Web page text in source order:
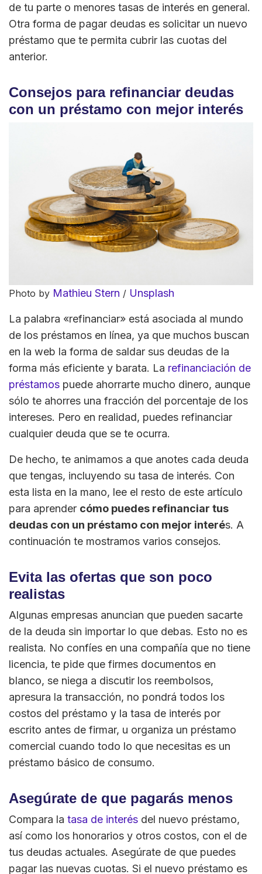
de tu parte o menores tasas de interés en general.
Otra forma de pagar deudas es solicitar un nuevo
préstamo que te permita cubrir las cuotas del
anterior.
Consejos para refinanciar deudas
con un préstamo con mejor interés
Photo by Mathieu Stern / Unsplash
La palabra «refinanciar» está asociada al mundo
de los préstamos en línea, ya que muchos buscan
en la web la forma de saldar sus deudas de la
forma más eficiente y barata. La refinanciación de
préstamos puede ahorrarte mucho dinero, aunque
sólo te ahorres una fracción del porcentaje de los
intereses. Pero en realidad, puedes refinanciar
cualquier deuda que se te ocurra.
De hecho, te animamos a que anotes cada deuda
que tengas, incluyendo su tasa de interés. Con
esta lista en la mano, lee el resto de este artículo
para aprender cómo puedes refinanciar tus
deudas con un préstamo con mejor interés. A
continuación te mostramos varios consejos.
Evita las ofertas que son poco
realistas
Algunas empresas anuncian que pueden sacarte
de la deuda sin importar lo que debas. Esto no es
realista. No confíes en una compañía que no tiene
licencia, te pide que firmes documentos en
blanco, se niega a discutir los reembolsos,
apresura la transacción, no pondrá todos los
costos del préstamo y la tasa de interés por
escrito antes de firmar, u organiza un préstamo
comercial cuando todo lo que necesitas es un
préstamo básico de consumo.
Asegúrate de que pagarás menos
Compara la tasa de interés del nuevo préstamo,
así como los honorarios y otros costos, con el de
tus deudas actuales. Asegúrate de que puedes
pagar las nuevas cuotas. Si el nuevo préstamo es